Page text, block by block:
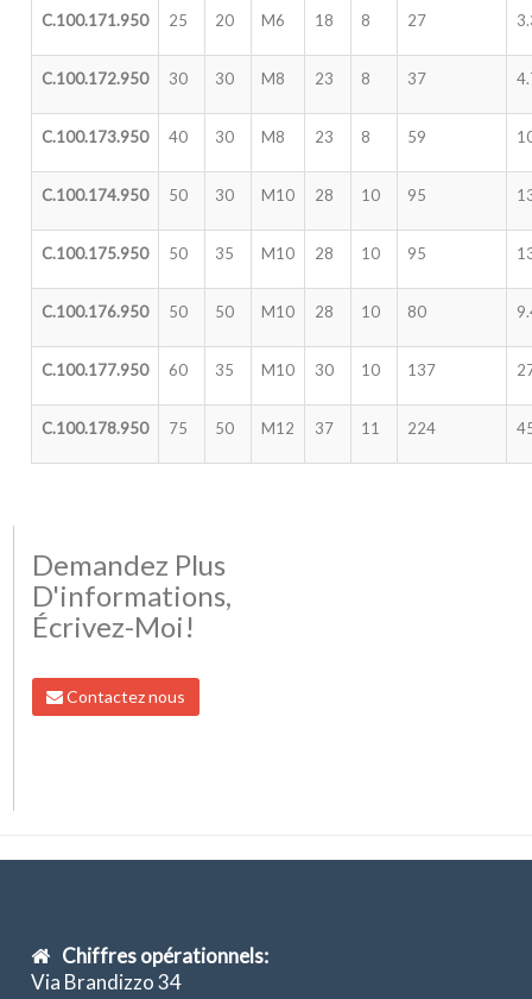
C.100.171.950 25 20 M6 18 8 27
C.100.172.950 30 30 M8 23 8 37
C.100.173.950 40 30 M8 23 8 59
C.100.174.950 50 30 M10 28 10 95
C.100.175.950 50 35 M10 28 10 95
C.100.176.950 50 50 M10 28 10 80
C.100.177.950 60 35 M10 30 10 137
C.100.178.950 75 50 M12 37 11 224
Demandez Plus
D'informations,
Écrivez-Moi!
Contactez nous
Chiffres opérationnels:
Via Brandizzo 34